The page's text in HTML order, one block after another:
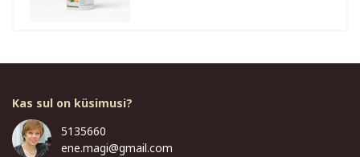
Kas sul on küsimusi?
5135660
ene.magi@gmail.com